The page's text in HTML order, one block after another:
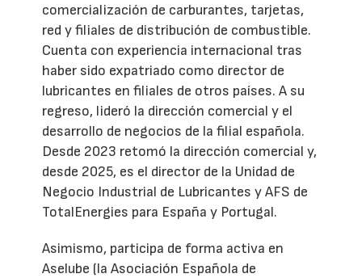
comercialización de carburantes, tarjetas,
red y filiales de distribución de combustible.
Cuenta con experiencia internacional tras
haber sido expatriado como director de
lubricantes en filiales de otros países. A su
regreso, lideró la dirección comercial y el
desarrollo de negocios de la filial española.
Desde 2023 retomó la dirección comercial y,
desde 2025, es el director de la Unidad de
Negocio Industrial de Lubricantes y AFS de
TotalEnergies para España y Portugal.
Asimismo, participa de forma activa en
Aselube (la Asociación Española de